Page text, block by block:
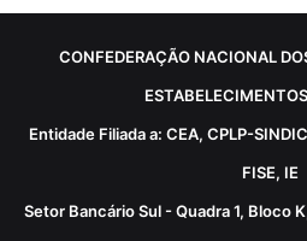
CONFEDERAÇÃO NACIONAL
Entidade Filiada a: CEA, CPLP-
FISE, IE
Setor Bancário Sul - Quadra 1, Bloco